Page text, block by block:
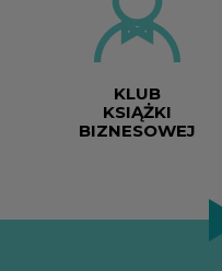
KLUB
KSIĄŻKI
BIZNESOWEJ